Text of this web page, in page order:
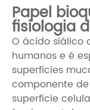
Papel
fisiologia
O ácido siálico
humanos e é
superfícies
componente
superfície